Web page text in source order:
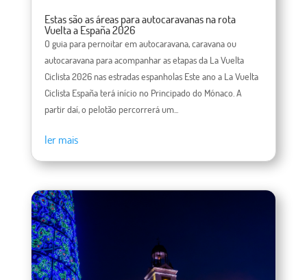
Estas são as áreas para autocaravanas na rota
Vuelta a España 2026
O guia para pernoitar em autocaravana, caravana ou
autocaravana para acompanhar as etapas da La Vuelta
Ciclista 2026 nas estradas espanholas Este ano a La Vuelta
Ciclista España terá início no Principado do Mónaco. A
partir daí, o pelotão percorrerá um...
ler mais